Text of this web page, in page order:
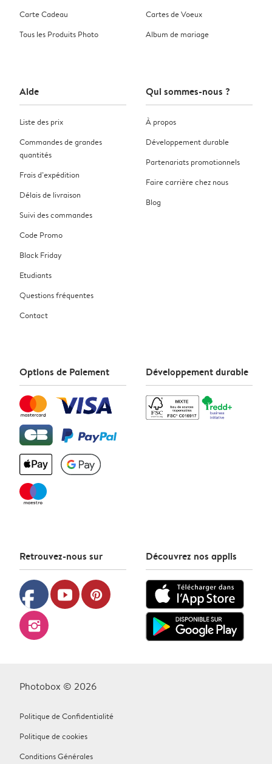
Carte Cadeau
Tous les Produits Photo
Cartes de Voeux
Album de mariage
Aide
Liste des prix
Commandes de grandes
quantités
Frais d’expédition
Délais de livraison
Suivi des commandes
Code Promo
Black Friday
Etudiants
Questions fréquentes
Contact
Qui sommes-nous ?
À propos
Développement durable
Partenariats promotionnels
Faire carrière chez nous
Blog
Options de Paiement Développement durable
Retrouvez-nous sur
facebook youtube pinterest
instagram
Découvrez nos applis
Photobox © 2026
Politique de Confidentialité
Politique de cookies
Conditions Générales